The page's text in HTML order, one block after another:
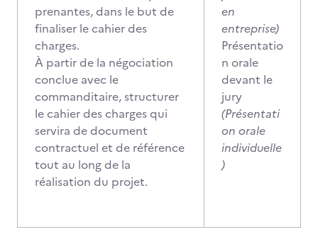
prenantes, dans le but de
finaliser le cahier des
charges.
À partir de la négociation
conclue avec le
commanditaire, structurer
le cahier des charges qui
servira de document
contractuel et de référence
tout au long de la
réalisation du projet.
en
entreprise)
Présentatio
n orale
devant le
jury
(Présentati
on orale
individuelle
)